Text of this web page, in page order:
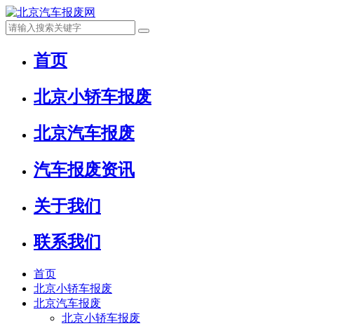
首页
北京小轿车报废
北京汽车报废
汽车报废资讯
关于我们
联系我们
首页
北京小轿车报废
北京汽车报废
北京小轿车报废